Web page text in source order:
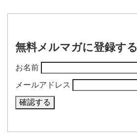
無料メルマガに登録する
お名前
メールアドレス